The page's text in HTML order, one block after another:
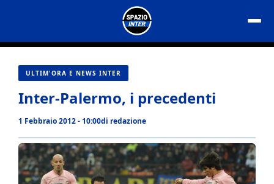
contenuto
ULTIM'ORA E NEWS INTER
Inter-Palermo, i precedenti
1 Febbraio 2012 - 10:00di redazione